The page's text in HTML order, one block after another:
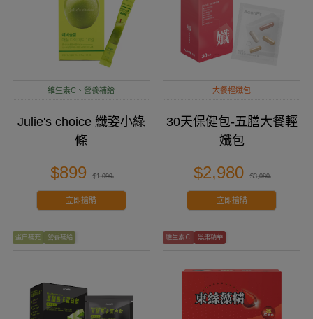
維生素C、營養補給
Julie's choice 纖姿小綠
條
$899 $1,099
立即搶購
大餐輕孅包
30天保健包-五膳大餐輕
孅包
$2,980 $3,080
立即搶購
蛋白補充 營養補給 維生素Ｃ 黑棗精華